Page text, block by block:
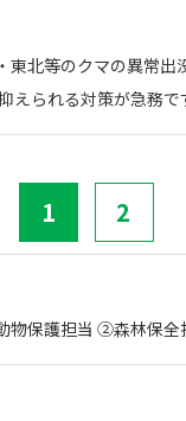
北等のクマの異常出
えられる対策が急務で
1 2
物保護担当 ②森林保全